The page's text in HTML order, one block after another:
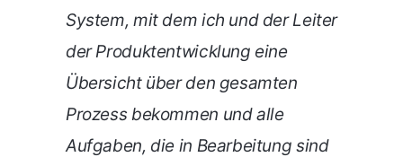
System, mit dem ich und der Leiter
der Produktentwicklung eine
Übersicht über den gesamten
Prozess bekommen und alle
Aufgaben, die in Bearbeitung sind